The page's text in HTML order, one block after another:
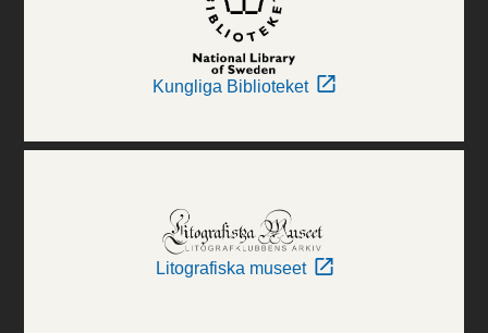
Kungliga Biblioteket
Litografiska museet